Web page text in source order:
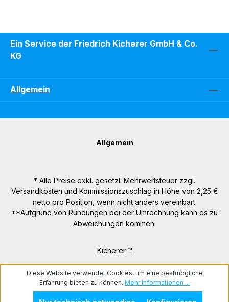
Ein Service der Friedrich Kicherer GmbH & Co.
KG
Allgemein
Allgemein
* Alle Preise exkl. gesetzl. Mehrwertsteuer zzgl.
Versandkosten und Kommissionszuschlag in Höhe von 2,25 €
netto pro Position, wenn nicht anders vereinbart.
**Aufgrund von Rundungen bei der Umrechnung kann es zu
Abweichungen kommen.
Kicherer ™
Diese Website verwendet Cookies, um eine bestmögliche
Erfahrung bieten zu können. Mehr Informationen ...